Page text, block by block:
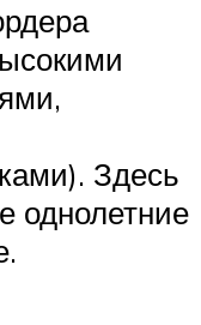
Здесь
однолетние